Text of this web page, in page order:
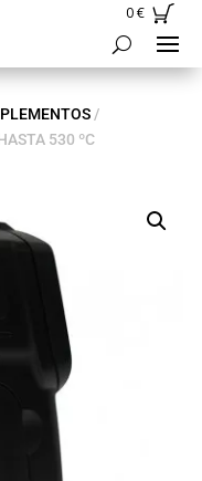
0€
/
530 ºC